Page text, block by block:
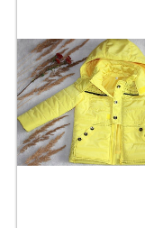
116
122
134